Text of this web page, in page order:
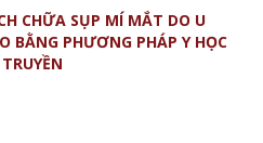
CHỮA SỤP MÍ MẮT DO U
BẰNG PHƯƠNG PHÁP Y HỌC